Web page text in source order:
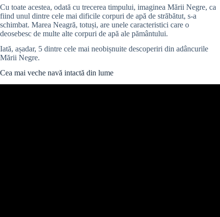
Cu toate acestea, odată cu trecerea timpului, imaginea Mării Negre, ca
fiind unul dintre cele mai dificile corpuri de apă de străbătut, s-a
schimbat. Marea Neagră, totuși, are unele caracteristici care o
deosebesc de multe alte corpuri de apă ale pământului.
Iată, așadar, 5 dintre cele mai neobișnuite descoperiri din adâncurile
Mării Negre.
Cea mai veche navă intactă din lume